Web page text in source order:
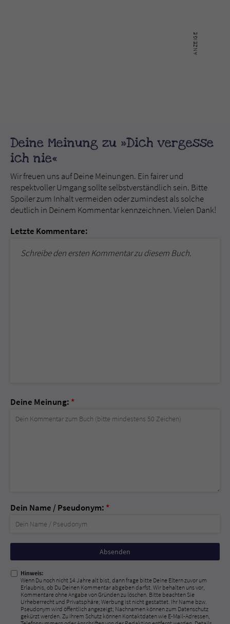
Deine Meinung zu »Dich vergesse
ich nie«
Wir freuen uns auf Deine Meinungen. Ein fairer und
respektvoller Umgang sollte selbstverständlich sein. Bitte
Spoiler zum Inhalt vermeiden oder zumindest als solche
deutlich in Deinem Kommentar kennzeichnen. Vielen Dank!
Letzte Kommentare:
Schreibe den ersten Kommentar zu diesem Buch.
Deine Meinung: *
Dein Name / Pseudonym: *
Nicht
ausfüllen!
Hinweis:
Wenn Du noch nicht 14 Jahre alt bist, dann frage bitte Deine Eltern zuvor um
Erlaubnis, ob Du Deinen Kommentar abgeben darfst. Wir behalten uns vor,
Kommentare ohne Angabe von Gründen zu löschen. Bitte beachten Sie
Urheberrecht und Privatsphäre; Werbung ist nicht gestattet. Ihr Name bzw.
Pseudonym wird öffentlich angezeigt; Nachnamen können zum Datenschutz
gekürzt werden. Zu Ihrem Schutz können Kontaktdaten wie E-Mail-Adressen,